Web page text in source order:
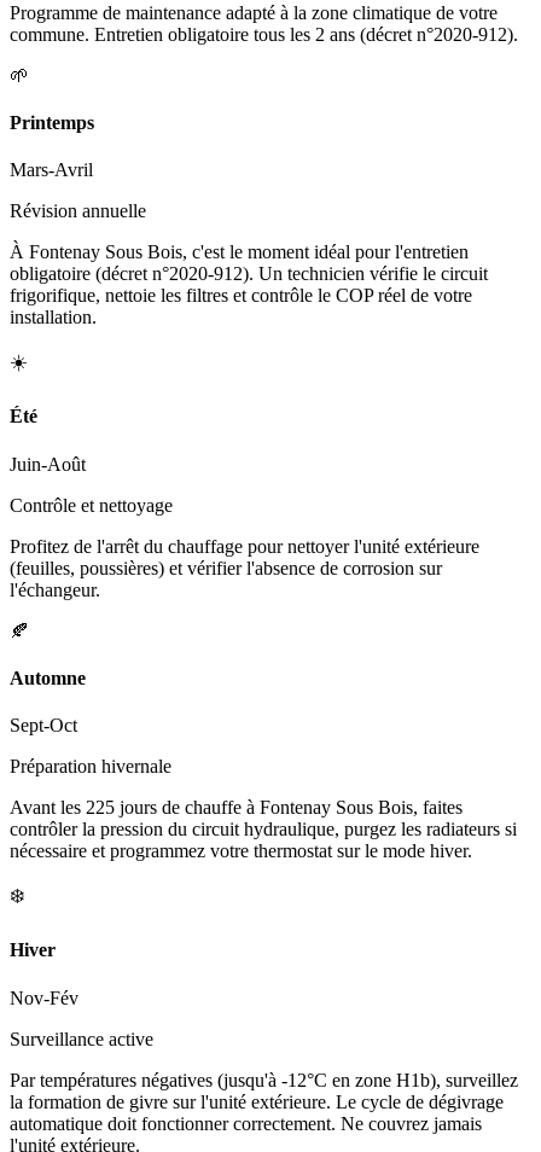
Programme de maintenance adapté à la zone climatique de votre
commune. Entretien obligatoire tous les 2 ans (décret n°2020-912).
🌱
Printemps
Mars-Avril
Révision annuelle
À Fontenay Sous Bois, c'est le moment idéal pour l'entretien
obligatoire (décret n°2020-912). Un technicien vérifie le circuit
frigorifique, nettoie les filtres et contrôle le COP réel de votre
installation.
☀️
Été
Juin-Août
Contrôle et nettoyage
Profitez de l'arrêt du chauffage pour nettoyer l'unité extérieure
(feuilles, poussières) et vérifier l'absence de corrosion sur
l'échangeur.
🍂
Automne
Sept-Oct
Préparation hivernale
Avant les 225 jours de chauffe à Fontenay Sous Bois, faites
contrôler la pression du circuit hydraulique, purgez les radiateurs si
nécessaire et programmez votre thermostat sur le mode hiver.
❄️
Hiver
Nov-Fév
Surveillance active
Par températures négatives (jusqu'à -12°C en zone H1b), surveillez
la formation de givre sur l'unité extérieure. Le cycle de dégivrage
automatique doit fonctionner correctement. Ne couvrez jamais
l'unité extérieure.